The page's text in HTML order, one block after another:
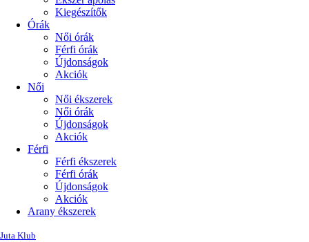
Kiegészítők
Órák
Női órák
Férfi órák
Újdonságok
Akciók
Női
Női ékszerek
Női órák
Újdonságok
Akciók
Férfi
Férfi ékszerek
Férfi órák
Újdonságok
Akciók
Arany ékszerek
Juta Klub